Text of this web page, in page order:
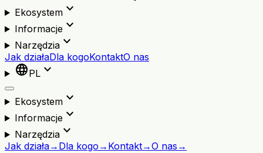
Ekosystemexpand_more
Informacjeexpand_more
Narzędziaexpand_more
Jak działaDla kogoKontaktO nas
languagePL expand_more
Ekosystemexpand_more
Informacjeexpand_more
Narzędziaexpand_more
Jak działa→ Dla kogo → Kontakt→O nas →